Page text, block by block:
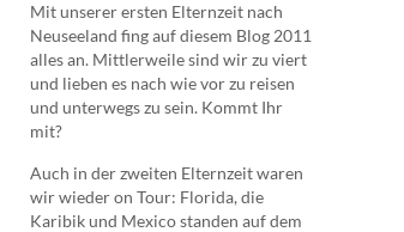
Mit unserer ersten Elternzeit nach
Neuseeland fing auf diesem Blog 2011
alles an. Mittlerweile sind wir zu viert
und lieben es nach wie vor zu reisen
und unterwegs zu sein. Kommt Ihr
mit?
Auch in der zweiten Elternzeit waren
wir wieder on Tour: Florida, die
Karibik und Mexico standen auf dem